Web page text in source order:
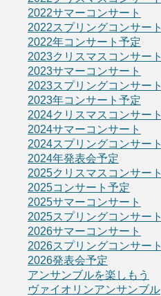
2022サマーコンサート
2022スプリングコンサート
2022年コンサート予定
2023クリスマスコンサート
2023サマーコンサート
2023スプリングコンサート
2023年コンサート予定
2024クリスマスコンサート
2024サマーコンサート
2024スプリングコンサート
2024年発表会予定
2025クリスマスコンサート
2025コンサート予定
2025サマーコンサート
2025スプリングコンサート
2026サマーコンサート
2026スプリングコンサート
2026発表会予定
アンサンブルを楽しもう
ヴァイオリンアンサンブル